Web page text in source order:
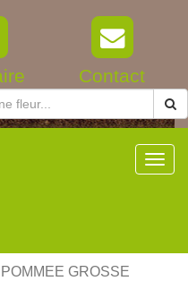
Contact
GROSSE